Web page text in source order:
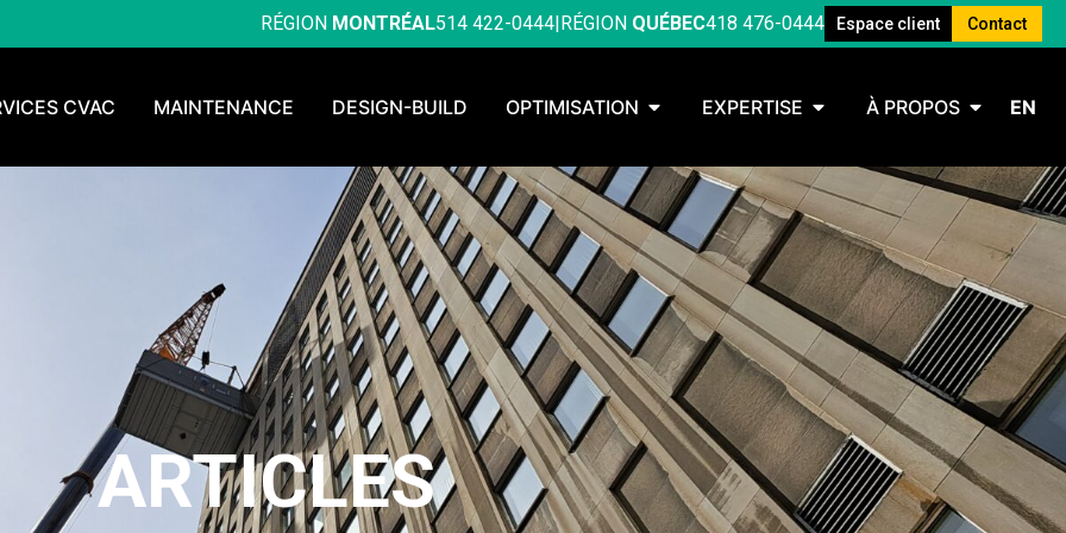
RÉGION MONTRÉAL514 422-0444|RÉGION QUÉBEC418 476-0444 Espace client Contact
CVAC MAINTENANCE DESIGN-BUILD OPTIMISATION EXPERTISE À PROPOS EN
ARTICLES